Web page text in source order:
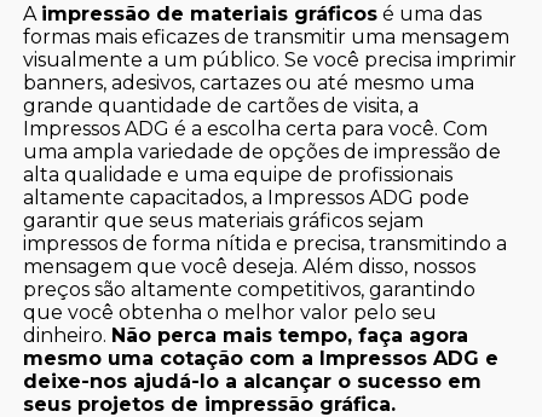
A impressão de materiais gráficos é uma das
formas mais eficazes de transmitir uma mensagem
visualmente a um público. Se você precisa imprimir
banners, adesivos, cartazes ou até mesmo uma
grande quantidade de cartões de visita, a
Impressos ADG é a escolha certa para você. Com
uma ampla variedade de opções de impressão de
alta qualidade e uma equipe de profissionais
altamente capacitados, a Impressos ADG pode
garantir que seus materiais gráficos sejam
impressos de forma nítida e precisa, transmitindo a
mensagem que você deseja. Além disso, nossos
preços são altamente competitivos, garantindo
que você obtenha o melhor valor pelo seu
dinheiro. Não perca mais tempo, faça agora
mesmo uma cotação com a Impressos ADG e
deixe-nos ajudá-lo a alcançar o sucesso em
seus projetos de impressão gráfica.